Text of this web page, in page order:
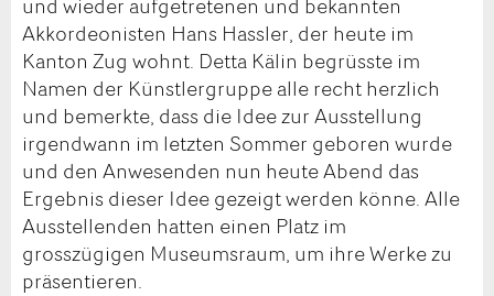
Akkordeonisten Hans Hassler, der heute im
Kanton Zug wohnt. Detta Kälin begrüsste im
Namen der Künstlergruppe alle recht herzlich
und bemerkte, dass die Idee zur Ausstellung
irgendwann im letzten Sommer geboren wurde
und den Anwesenden nun heute Abend das
Ergebnis dieser Idee gezeigt werden könne. Alle
Ausstellenden hatten einen Platz im
grosszügigen Museumsraum, um ihre Werke zu
präsentieren.